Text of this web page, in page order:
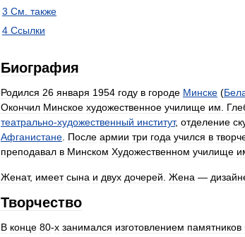
3 См также
4 Ссылки
Биография
Родился 26 января 1954 году в городе Минске (
Окончил Минское художественное училище им
театрально-художественный институт, отделение
Афганистане После армии три года учился в
преподавал в Минском Художественном училище
Женат, имеет сына и двух дочерей Жена —
Творчество
В конце 80-х занимался изготовлением памятников